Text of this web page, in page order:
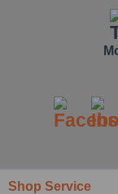
Ich habe
Nachricht
Shop Service